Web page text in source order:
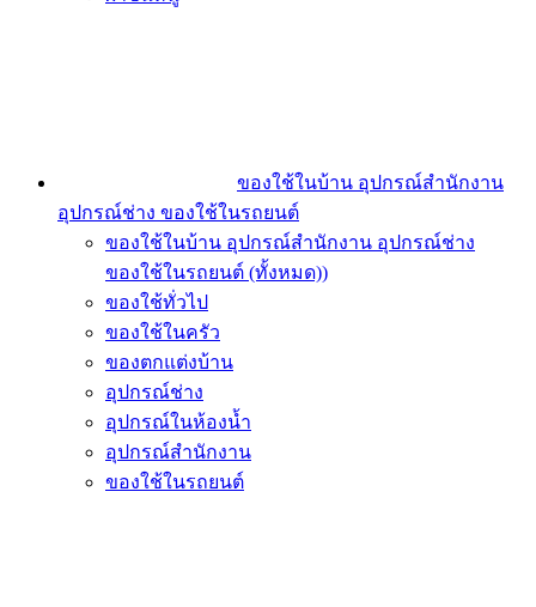
ของใช้ในบ้าน อุปกรณ์สำนักงาน
อุปกรณ์ช่าง ของใช้ในรถยนต์
ของใช้ในบ้าน อุปกรณ์สำนักงาน อุปกรณ์ช่าง
ของใช้ในรถยนต์ (ทั้งหมด))
ของใช้ทั่วไป
ของใช้ในครัว
ของตกแต่งบ้าน
อุปกรณ์ช่าง
อุปกรณ์ในห้องน้ำ
อุปกรณ์สำนักงาน
ของใช้ในรถยนต์